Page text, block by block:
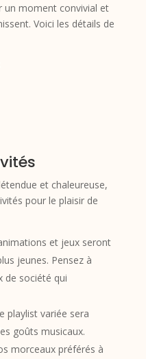
un moment convivial et
Voici les détails de
et chaleureuse,
pour le plaisir de
et jeux seront
jeunes. Pensez à
de société qui
playlist variée sera
goûts musicaux.
morceaux préférés à